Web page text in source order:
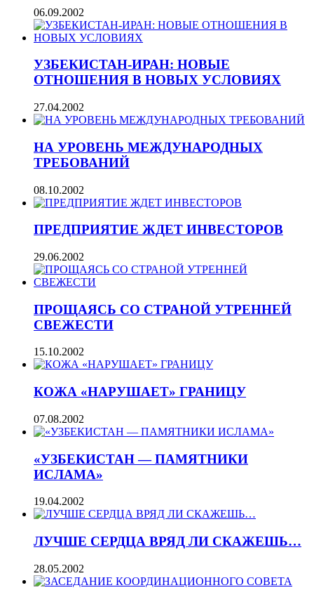
06.09.2002
УЗБЕКИСТАН-ИРАН: НОВЫЕ
ОТНОШЕНИЯ В НОВЫХ УСЛОВИЯХ
27.04.2002
НА УРОВЕНЬ МЕЖДУНАРОДНЫХ
ТРЕБОВАНИЙ
08.10.2002
ПРЕДПРИЯТИЕ ЖДЕТ ИНВЕСТОРОВ
29.06.2002
ПРОЩАЯСЬ СО СТРАНОЙ УТРЕННЕЙ
СВЕЖЕСТИ
15.10.2002
КОЖА «НАРУШАЕТ» ГРАНИЦУ
07.08.2002
«УЗБЕКИСТАН — ПАМЯТНИКИ
ИСЛАМА»
19.04.2002
ЛУЧШЕ СЕРДЦА ВРЯД ЛИ СКАЖЕШЬ…
28.05.2002